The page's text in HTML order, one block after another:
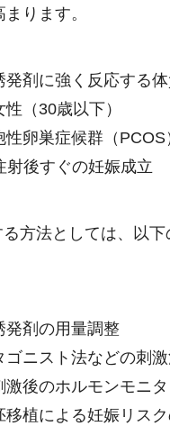
ります。
発剤に強く反応する
（30歳以下）
性卵巣症候群（PCOS
射後すぐの妊娠成立
方法としては、以
発剤の用量調整
ゴニスト法などの刺
激後のホルモンモニ
移植による妊娠リス